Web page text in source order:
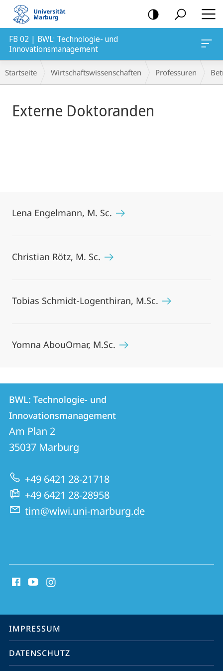
Mobile-
Navigation
FB 02 | BWL: Technologie- und
Innovationsmanagement
Hauptinhalt
Breadcrumb-
Navigation
Startseite Wirtschaftswissenschaften Professuren
Externe Doktoranden
Lena Engelmann, M. Sc.
Christian Rötz, M. Sc.
Tobias Schmidt-Logenthiran, M.Sc.
Yomna AbouOmar, M.Sc.
Kontakt
und
Informationen
zur
Website
Kontaktinformationen
BWL:
Technologie-
und
Innovationsmanagement
BWL: Technologie- und
Innovationsmanagement
Am Plan 2
35037 Marburg
+49 6421 28-21718
+49 6421 28-28958
tim@wiwi.uni-marburg.de
Media
Service-
Navigation
IMPRESSUM
DATENSCHUTZ